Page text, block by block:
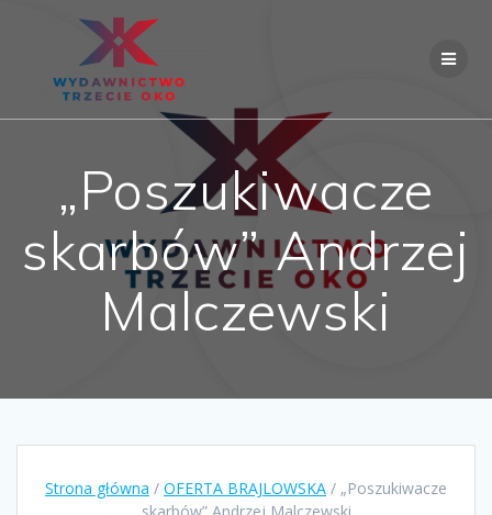
„Poszukiwacze
skarbów” Andrzej
Malczewski
Strona główna / OFERTA BRAJLOWSKA / „Poszukiwacze